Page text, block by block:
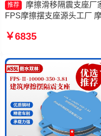
推荐
摩擦滑移隔震支座厂
FPS摩擦摆支座源头工厂
厂家
￥6835